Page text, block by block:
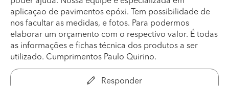
aplicaçao de pavimentos epóxi. Tem possibilidade de
nos facultar as medidas, e fotos. Para podermos
elaborar um orçamento com o respectivo valor. É todas
as informações e fichas técnica dos produtos a ser
utilizado. Cumprimentos Paulo Quirino.
Responder